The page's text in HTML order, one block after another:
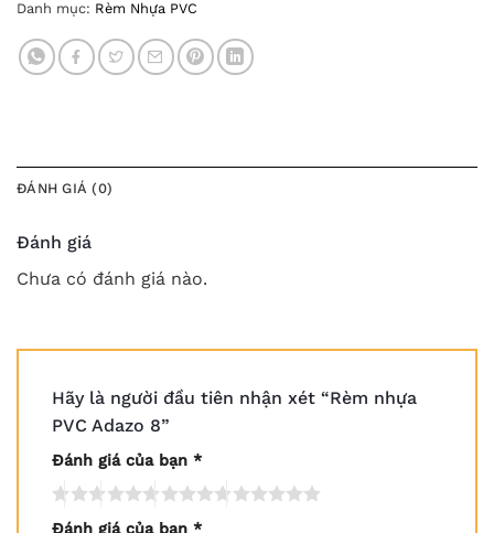
Danh mục: Rèm Nhựa PVC
ĐÁNH GIÁ (0)
Đánh giá
Chưa có đánh giá nào.
Hãy là người đầu tiên nhận xét “Rèm nhựa
PVC Adazo 8”
Đánh giá của bạn *
Đánh giá của bạn *